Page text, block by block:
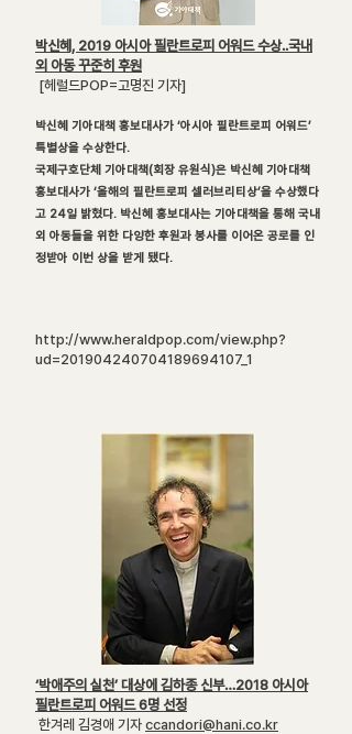
박신혜, 2019 아시아 필란트로피 어워드 수상..국내
외 아동 꾸준히 후원
[헤럴드POP=고명진 기자]
박신혜 기아대책 홍보대사가 ‘아시아 필란트로피 어워드’
특별상을 수상한다.
국제구호단체 기아대책(회장 유원식)은 박신혜 기아대책
홍보대사가 ‘올해의 필란트로피 셀러브리티상’을 수상했다
고 24일 밝혔다. 박신혜 홍보대사는 기아대책을 통해 국내
외 아동들을 위한 다양한 후원과 봉사를 이어온 공로를 인
정받아 이번 상을 받게 됐다.
http://www.heraldpop.com/view.php?
ud=201904240704189694107_1
‘박애주의 실천’ 대상에 김하종 신부…2018 아시아
필란트로피 어워드 6명 선정
한겨레 김경애 기자 ccandori@hani.co.kr